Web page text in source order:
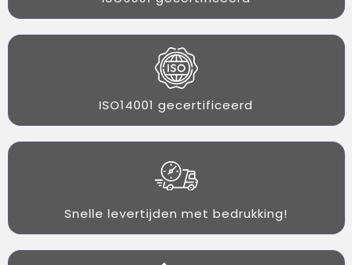
ISO14001 gecertificeerd
Snelle levertijden met bedrukking!